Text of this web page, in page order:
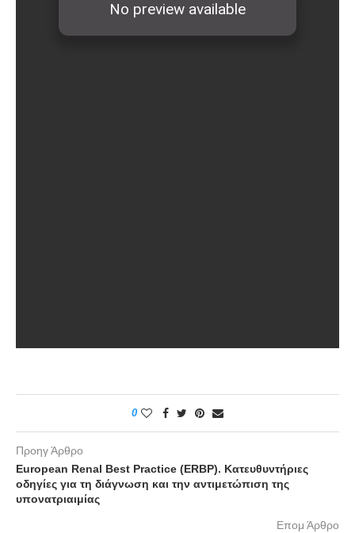
0
Προηγ Άρθρο
European Renal Best Practice (ERBP). Κατευθυντήριες
οδηγίες για τη διάγνωση και την αντιμετώπιση της
υπονατριαιμίας
Επομ Άρθρο